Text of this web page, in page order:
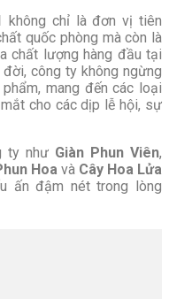
không chỉ là đơn vị tiên
quốc phòng mà còn là
chất lượng hàng đầu tại
công ty không ngừng
mang đến các loại
cho các dịp lễ hội, sự
ty như Giàn Phun Viên,
Hoa và Cây Hoa Lửa
ấn đậm nét trong lòng